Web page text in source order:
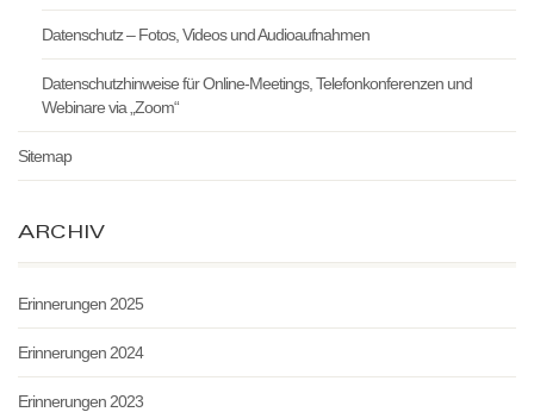
Datenschutz – Fotos, Videos und Audioaufnahmen
Datenschutzhinweise für Online-Meetings, Telefonkonferenzen und
Webinare via „Zoom“
Sitemap
ARCHIV
Erinnerungen 2025
Erinnerungen 2024
Erinnerungen 2023